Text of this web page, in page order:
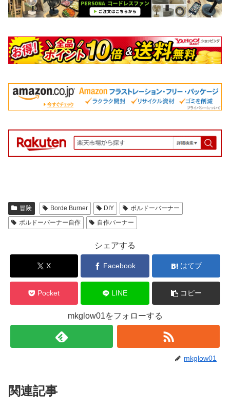
冒険 Borde Burner DIY
ボルドーバーナー
ボルドーバーナー自作
自作バーナー
シェアする
X Facebook はてブ
Pocket LINE コピー
mkglow01をフォローする
mkglow01
関連記事